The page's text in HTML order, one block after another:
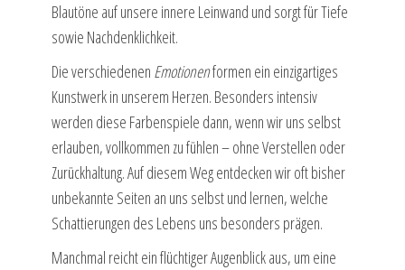
Blautöne auf unsere innere Leinwand und sorgt für Tiefe
sowie Nachdenklichkeit.
Die verschiedenen Emotionenformen ein einzigartiges
Kunstwerk in unserem Herzen. Besonders intensiv
werden diese Farbenspiele dann, wenn wir uns selbst
erlauben, vollkommen zu fühlen – ohne Verstellen oder
Zurückhaltung. Auf diesem Weg entdecken wir oft bisher
unbekannte Seiten an uns selbst und lernen, welche
Schattierungen des Lebens uns besonders prägen.
Manchmal reicht ein flüchtiger Augenblick aus, um eine